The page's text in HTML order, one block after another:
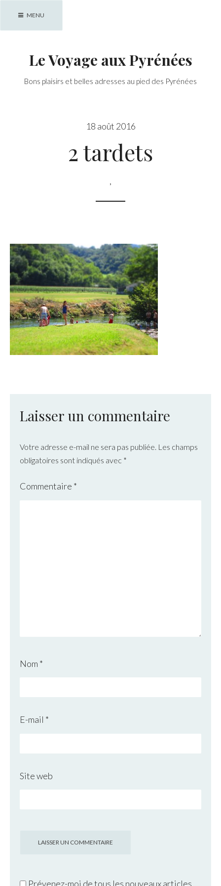
MENU
Le Voyage aux Pyrénées
Bons plaisirs et belles adresses au pied des Pyrénées
18 août 2016
2 tardets
,
Laisser un commentaire
Votre adresse e-mail ne sera pas publiée. Les champs
obligatoires sont indiqués avec *
Commentaire *
Nom *
E-mail *
Site web
Prévenez-moi de tous les nouveaux articles